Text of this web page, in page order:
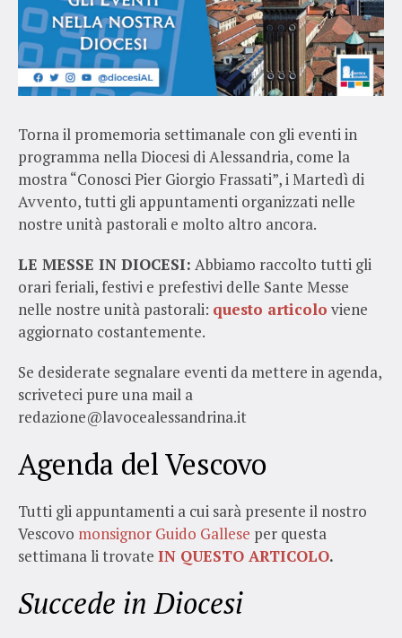
Torna il promemoria settimanale con gli eventi in
programma nella Diocesi di Alessandria, come la
mostra “Conosci Pier Giorgio Frassati”, i Martedì di
Avvento, tutti gli appuntamenti organizzati nelle
nostre unità pastorali e molto altro ancora.
LE MESSE IN DIOCESI: Abbiamo raccolto tutti gli
orari feriali, festivi e prefestivi delle Sante Messe
nelle nostre unità pastorali: questo articolo viene
aggiornato costantemente.
Se desiderate segnalare eventi da mettere in agenda,
scriveteci pure una mail a
redazione@lavocealessandrina.it
Agenda del Vescovo
Tutti gli appuntamenti a cui sarà presente il nostro
Vescovo monsignor Guido Gallese per questa
settimana li trovate IN QUESTO ARTICOLO.
Succede in Diocesi